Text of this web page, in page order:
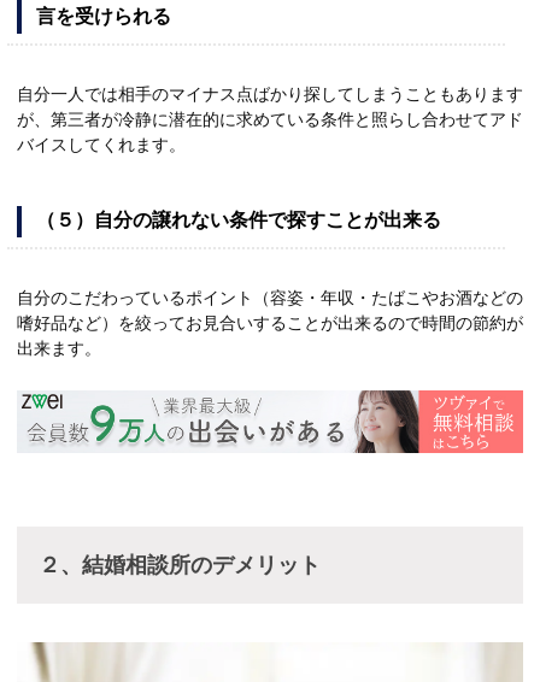
言を受けられる
自分一人では相手のマイナス点ばかり探してしまうこともあります
が、第三者が冷静に潜在的に求めている条件と照らし合わせてアド
バイスしてくれます。
（５）自分の譲れない条件で探すことが出来る
自分のこだわっているポイント（容姿・年収・たばこやお酒などの
嗜好品など）を絞ってお見合いすることが出来るので時間の節約が
出来ます。
２、結婚相談所のデメリット